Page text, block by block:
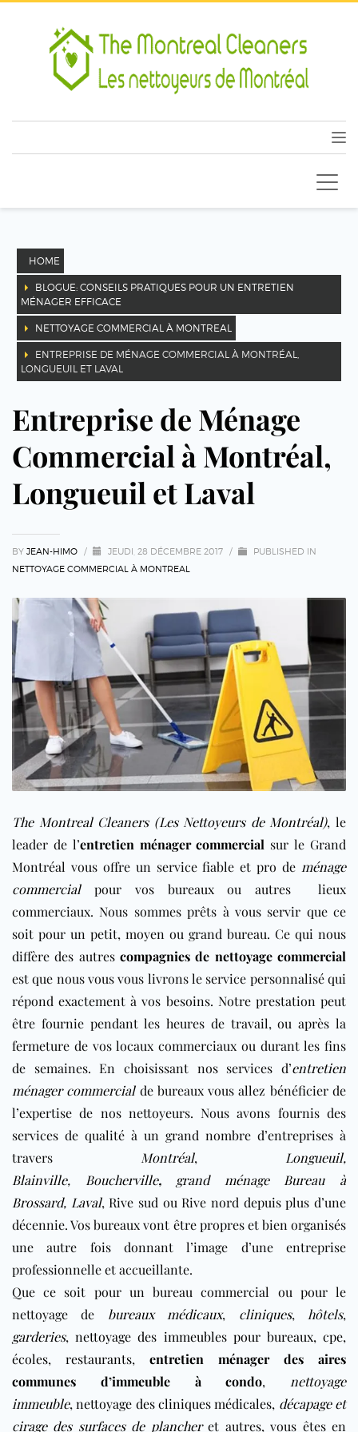
HOME
BLOGUE: CONSEILS PRATIQUES POUR UN ENTRETIEN
MÉNAGER EFFICACE
NETTOYAGE COMMERCIAL À MONTREAL
ENTREPRISE DE MÉNAGE COMMERCIAL À MONTRÉAL,
LONGUEUIL ET LAVAL
Entreprise de Ménage
Commercial à Montréal,
Longueuil et Laval
BY JEAN-HIMO / JEUDI, 28 DÉCEMBRE 2017 /
PUBLISHED IN
NETTOYAGE COMMERCIAL À MONTREAL
The Montreal Cleaners (Les Nettoyeurs de Montréal), le
leader de l’entretien ménager commercial sur le Grand
Montréal vous offre un service fiable et pro de ménage
commercialpour vos bureaux ou autres lieux
commerciaux. Nous sommes prêts à vous servir que ce
soit pour un petit, moyen ou grand bureau. Ce qui nous
diffère des autres compagnies de nettoyage commercial
est que nous vous vous livrons le service personnalisé qui
répond exactement à vos besoins. Notre prestation peut
être fournie pendant les heures de travail, ou après la
fermeture de vos locaux commerciaux ou durant les fins
de semaines. En choisissant nos services d’entretien
ménager commercialde bureaux vous allez bénéficier de
l’expertise de nos nettoyeurs. Nous avons fournis des
services de qualité à un grand nombre d’entreprises à
travers Montréal, Longueuil,
Blainville, Boucherville, grand ménage Bureau à
Brossard, Laval, Rive sud ou Rive nord depuis plus d’une
décennie. Vos bureaux vont être propres et bien organisés
une autre fois donnant l’image d’une entreprise
professionnelle et accueillante.
Que ce soit pour un bureau commercial ou pour le
nettoyage de bureaux médicaux, cliniques,hôtels,
garderies,nettoyage des immeubles pour bureaux,cpe,
écoles, restaurants, entretien ménager des aires
communes d’immeuble à condo, nettoyage
immeuble,nettoyage des cliniques médicales, décapage et
cirage des surfaces de plancheret autres, vous êtes en